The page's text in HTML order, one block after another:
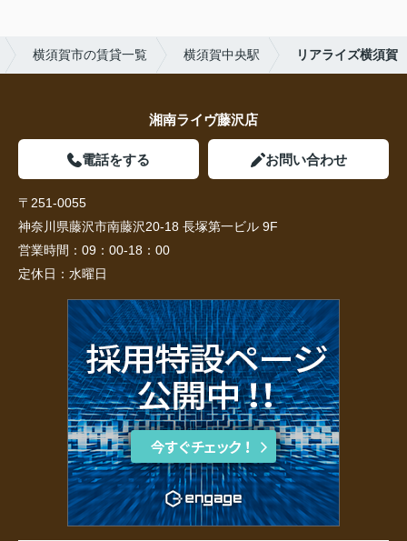
横須賀市の賃貸一覧 横須賀中央駅 リアライズ横須賀
湘南ライヴ藤沢店
電話をする お問い合わせ
〒251-0055
神奈川県藤沢市南藤沢20-18 長塚第一ビル 9F
営業時間： 09：00-18：00
定休日： 水曜日